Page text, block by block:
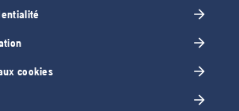
cookies